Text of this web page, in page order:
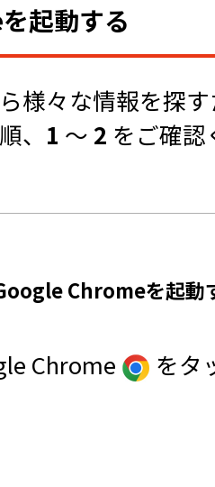
起動する
様々な情報を探
、 1 ～ 2 をご確
Chromeを起動
Chrome をタ